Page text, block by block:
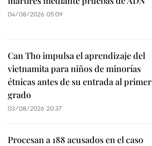
04/08/2026 05:09
Can Tho impulsa el aprendizaje del
vietnamita para niños de minorías
étnicas antes de su entrada al primer
grado
03/08/2026 20:37
Procesan a 188 acusados en el caso